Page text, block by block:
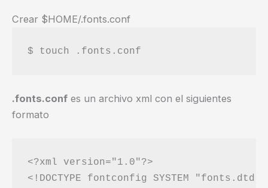
Crear $HOME/.fonts.conf
.fonts.conf es un archivo xml con el siguientes
formato
<?xml version="1.0"?>
<!DOCTYPE fontconfig SYSTEM "fonts.dtd">